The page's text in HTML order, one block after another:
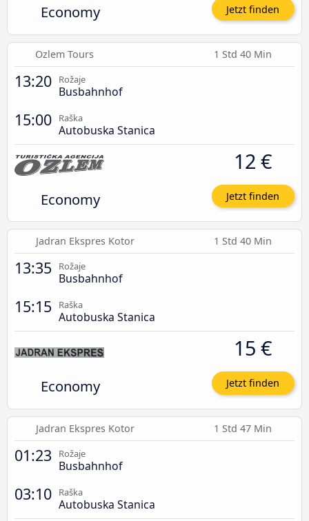
Economy Jetzt finden
Ozlem Tours 1 Std 40 Min
13:20 Rožaje
Busbahnhof
15:00 Raška
Autobuska Stanica
Economy
12 €
Jetzt finden
Jadran Ekspres Kotor 1 Std 40 Min
13:35 Rožaje
Busbahnhof
15:15 Raška
Autobuska Stanica
Economy
15 €
Jetzt finden
Jadran Ekspres Kotor 1 Std 47 Min
01:23 Rožaje
Busbahnhof
03:10 Raška
Autobuska Stanica